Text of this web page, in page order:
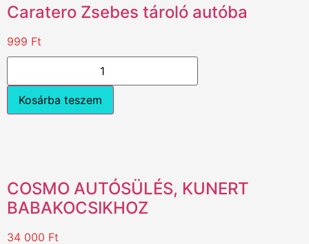
Caratero Zsebes tároló autóba
999 Ft
Kosárba teszem
COSMO AUTÓSÜLÉS, KUNERT
BABAKOCSIKHOZ
34 000 Ft